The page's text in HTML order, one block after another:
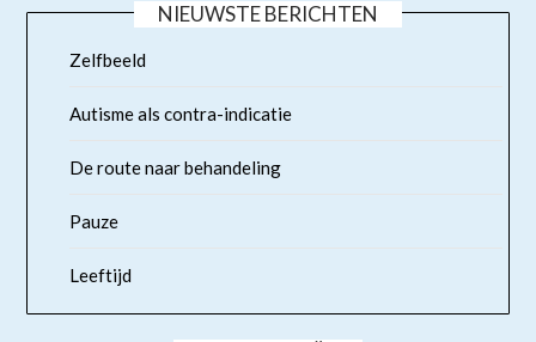
NIEUWSTE BERICHTEN
Zelfbeeld
Autisme als contra-indicatie
De route naar behandeling
Pauze
Leeftijd